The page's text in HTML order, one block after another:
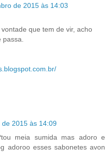
de 2015 às 14:03
que tem de vir, acho
2015 às 14:09
meia sumida mas adoro e
adoroo esses sabonetes avon